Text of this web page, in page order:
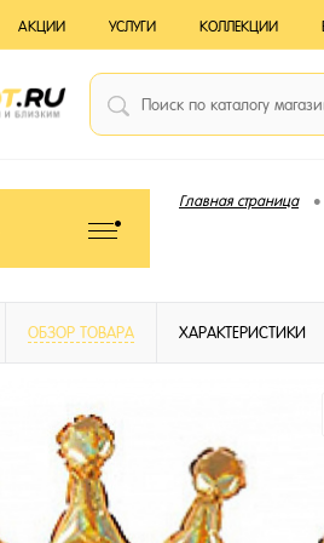
АКЦИИ УСЛУГИ КОЛЛЕКЦИИ
Главная страница •
ОБЗОР ТОВАРА ХАРАКТЕРИСТИКИ